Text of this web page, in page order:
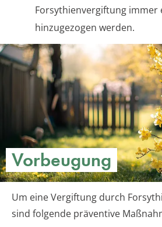
Forsythienvergiftung immer
hinzugezogen werden.
Vorbeugung
Um eine Vergiftung durch
sind folgende präventive